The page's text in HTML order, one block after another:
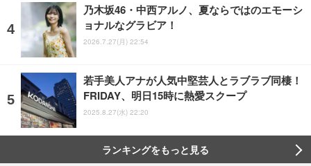
乃木坂46・中西アルノ、夏ならではのエモーシ
ョナルなグラビア！
2026.7.27(月) 22:54
若手美人アナが人気中堅芸人とラブラブ同棲！
FRIDAY、明日15時に熱愛スクープ
2025.8.27(水) 22:20
ランキングをもっと見る